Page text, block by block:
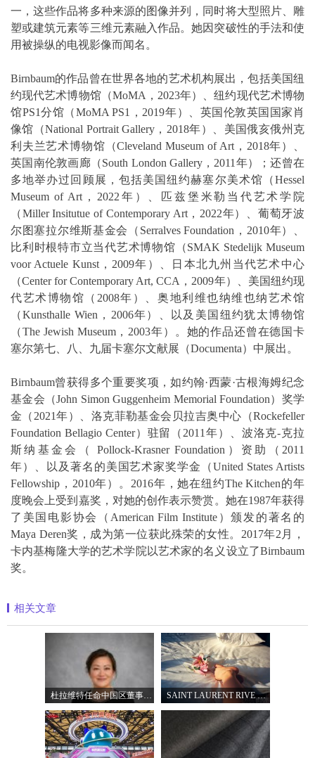
一，这些作品将多种来源的图像并列，同时将大型照片、雕
塑或建筑元素等三维元素融入作品。她因突破性的手法和使
用被操纵的电视影像而闻名。
Birnbaum的作品曾在世界各地的艺术机构展出，包括美国纽
约现代艺术博物馆（MoMA，2023年）、纽约现代艺术博物
馆PS1分馆（MoMA PS1，2019年）、英国伦敦英国国家肖
像馆（National Portrait Gallery，2018年）、美国俄亥俄州克
利夫兰艺术博物馆（Cleveland Museum of Art，2018年）、
英国南伦敦画廊（South London Gallery，2011年）；还曾在
多地举办过回顾展，包括美国纽约赫塞尔美术馆（Hessel
Museum of Art，2022年）、匹兹堡米勒当代艺术学院
（Miller Insitutue of Contemporary Art，2022年）、葡萄牙波
尔图塞拉尔维斯基金会（Serralves Foundation，2010年）、
比利时根特市立当代艺术博物馆（SMAK Stedelijk Museum
voor Actuele Kunst，2009年）、日本北九州当代艺术中心
（Center for Contemporary Art, CCA，2009年）、美国纽约现
代艺术博物馆（2008年）、奥地利维也纳维也纳艺术馆
（Kunsthalle Wien，2006年）、以及美国纽约犹太博物馆
（The Jewish Museum，2003年）。她的作品还曾在德国卡
塞尔第七、八、九届卡塞尔文献展（Documenta）中展出。
Birnbaum曾获得多个重要奖项，如约翰·西蒙·古根海姆纪念
基金会（John Simon Guggenheim Memorial Foundation）奖学
金（2021年）、洛克菲勒基金会贝拉吉奥中心（Rockefeller
Foundation Bellagio Center）驻留（2011年）、波洛克-克拉
斯纳基金会（ Pollock-Krasner Foundation）资助（2011
年）、以及著名的美国艺术家奖学金（United States Artists
Fellowship，2010年）。2016年，她在纽约The Kitchen的年
度晚会上受到嘉奖，对她的创作表示赞赏。她在1987年获得
了美国电影协会（American Film Institute）颁发的著名的
Maya Deren奖，成为第一位获此殊荣的女性。2017年2月，
卡内基梅隆大学的艺术学院以艺术家的名义设立了Birnbaum
奖。
相关文章
SAINT LAURENT RIVE DROITE圣罗兰北京右岸精品店